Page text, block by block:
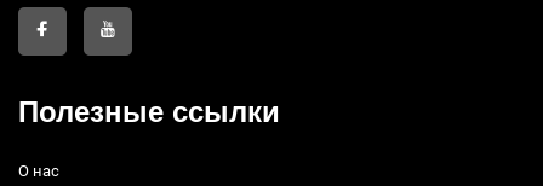
Полезные ссылки
О нас